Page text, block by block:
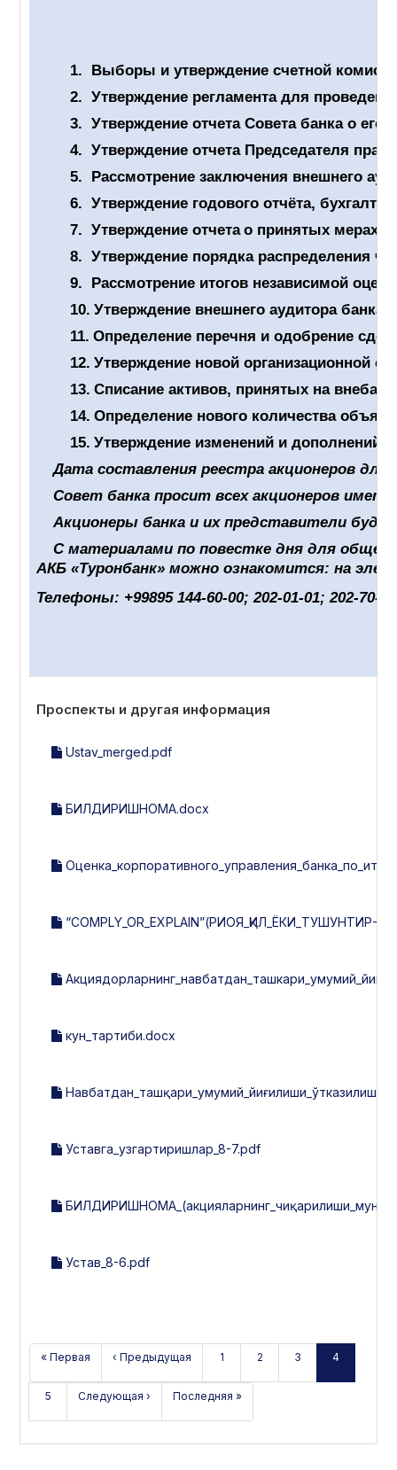
1. Выборы и утверждение счетной
2. Утверждение регламента для
3. Утверждение отчетаСовета банка о его
4. Утверждение отчета Председателя
5. Рассмотрение заключения внешнего
6. Утверждение годового отчёта,
7. Утверждение отчета о принятых мерах
8. Утверждение порядка распределения
9. Рассмотрение итогов независимой
10. Утверждение внешнего аудитора банка
11. Определение перечня и одобрение
12. Утверждение новой организационной
13. Списание активов, принятых на
14. Определение нового количества
15. Утверждение изменений и дополнений,
Дата составления реестра акционеров для
Совет банка просит всех акционеров
Акционеры банка и их представители
С материалами по повестке дня для
АКБ «Туронбанк» можно ознакомится: на
Телефоны: +99895 144-60-00; 202-01-01; 202-70-
Проспекты и другая информация
Ustav_merged.pdf
БИЛДИРИШНОМА.docx
“COMPLY_OR_EXPLAIN”(РИОЯ_ҚИЛ_ЁКИ_ТУШУНТИР-
кун_тартиби.docx
Уставга_узгартиришлар_8-7.pdf
БИЛДИРИШНОМА_(акцияларнинг_чиқарилиши_мун.б-
Устав_8-6.pdf
« Первая ‹ Предыдущая 1 2 3 4
5 Следующая › Последняя »